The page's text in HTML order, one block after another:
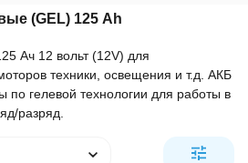
(GEL) 125 Ah
Ач 12 вольт (12V) для
техники, освещения и т.д. АКБ
по гелевой технологии для работы в
разряд.